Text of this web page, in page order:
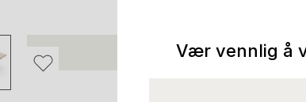
Vær vennlig å